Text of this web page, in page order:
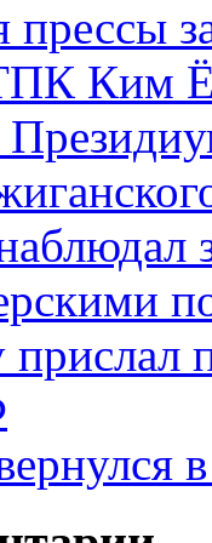
прессы
Ким